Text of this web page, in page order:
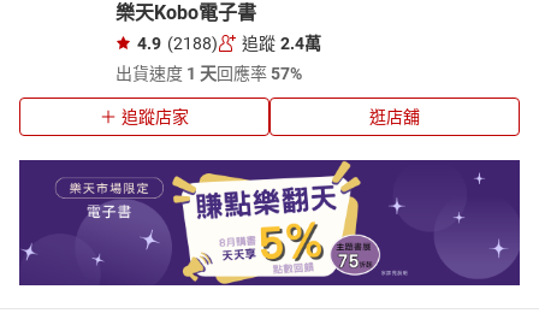
樂天Kobo電子書
4.9 (2188) 追蹤 2.4萬
出貨速度 1 天回應率57%
追蹤店家 逛店舖